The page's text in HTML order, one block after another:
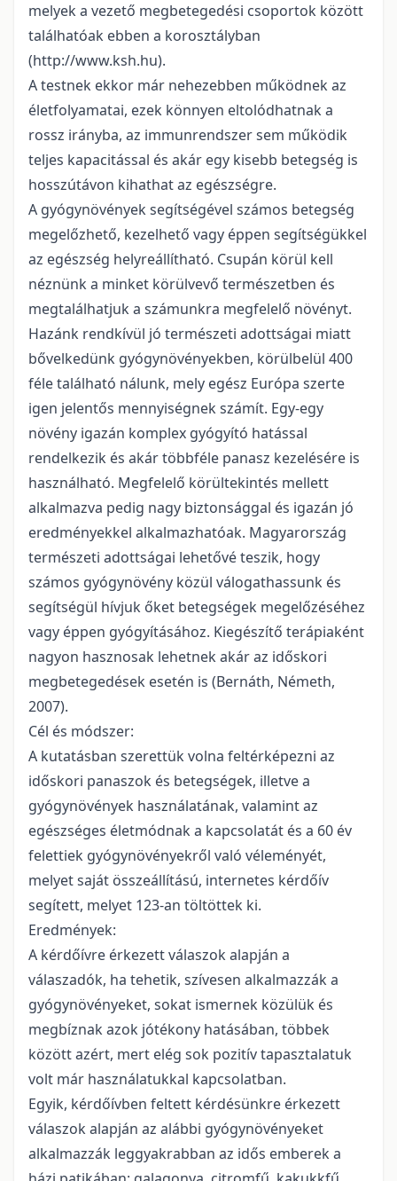
melyek a vezető megbetegedési csoportok között
találhatóak ebben a korosztályban
(http://www.ksh.hu).
A testnek ekkor már nehezebben működnek az
életfolyamatai, ezek könnyen eltolódhatnak a
rossz irányba, az immunrendszer sem működik
teljes kapacitással és akár egy kisebb betegség is
hosszútávon kihathat az egészségre.
A gyógynövények segítségével számos betegség
megelőzhető, kezelhető vagy éppen segítségükkel
az egészség helyreállítható. Csupán körül kell
néznünk a minket körülvevő természetben és
megtalálhatjuk a számunkra megfelelő növényt.
Hazánk rendkívül jó természeti adottságai miatt
bővelkedünk gyógynövényekben, körülbelül 400
féle található nálunk, mely egész Európa szerte
igen jelentős mennyiségnek számít. Egy-egy
növény igazán komplex gyógyító hatással
rendelkezik és akár többféle panasz kezelésére is
használható. Megfelelő körültekintés mellett
alkalmazva pedig nagy biztonsággal és igazán jó
eredményekkel alkalmazhatóak. Magyarország
természeti adottságai lehetővé teszik, hogy
számos gyógynövény közül válogathassunk és
segítségül hívjuk őket betegségek megelőzéséhez
vagy éppen gyógyításához. Kiegészítő terápiaként
nagyon hasznosak lehetnek akár az időskori
megbetegedések esetén is (Bernáth, Németh,
2007).
Cél és módszer:
A kutatásban szerettük volna feltérképezni az
időskori panaszok és betegségek, illetve a
gyógynövények használatának, valamint az
egészséges életmódnak a kapcsolatát és a 60 év
felettiek gyógynövényekről való véleményét,
melyet saját összeállítású, internetes kérdőív
segített, melyet 123-an töltöttek ki.
Eredmények:
A kérdőívre érkezett válaszok alapján a
válaszadók, ha tehetik, szívesen alkalmazzák a
gyógynövényeket, sokat ismernek közülük és
megbíznak azok jótékony hatásában, többek
között azért, mert elég sok pozitív tapasztalatuk
volt már használatukkal kapcsolatban.
Egyik, kérdőívben feltett kérdésünkre érkezett
válaszok alapján az alábbi gyógynövényeket
alkalmazzák leggyakrabban az idős emberek a